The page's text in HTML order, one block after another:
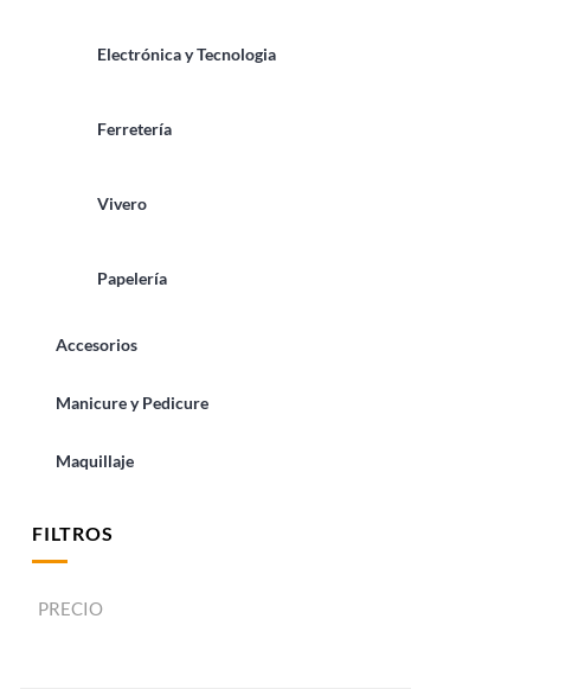
Electrónica y Tecnologia
Ferretería
Vivero
Papelería
Accesorios
Manicure y Pedicure
Maquillaje
FILTROS
PRECIO